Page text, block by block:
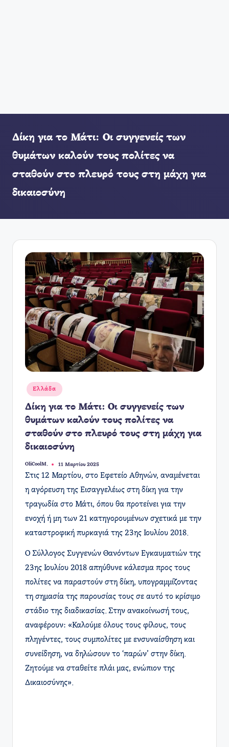
Δίκη για το Μάτι: Οι συγγενείς των
θυμάτων καλούν τους πολίτες να
σταθούν στο πλευρό τους στη μάχη για
δικαιοσύνη
Αναρτήθηκε
σε
Ελλάδα
Δίκη για το Μάτι: Οι συγγενείς των
θυμάτων καλούν τους πολίτες να
σταθούν στο πλευρό τους στη μάχη για
δικαιοσύνη
Συγγραφέας:
OliCoolM. 11 Μαρτίου 2025
​Στις 12 Μαρτίου, στο Εφετείο Αθηνών, αναμένεται
η αγόρευση της Εισαγγελέως στη δίκη για την
τραγωδία στο Μάτι, όπου θα προτείνει για την
ενοχή ή μη των 21 κατηγορουμένων σχετικά με την
καταστροφική πυρκαγιά της 23ης Ιουλίου 2018. ​
Ο Σύλλογος Συγγενών Θανόντων Εγκαυματιών της
23ης Ιουλίου 2018 απηύθυνε κάλεσμα προς τους
πολίτες να παραστούν στη δίκη, υπογραμμίζοντας
τη σημασία της παρουσίας τους σε αυτό το κρίσιμο
στάδιο της διαδικασίας. Στην ανακοίνωσή τους,
αναφέρουν: «Καλούμε όλους τους φίλους, τους
πληγέντες, τους συμπολίτες με ενσυναίσθηση και
συνείδηση, να δηλώσουν το ‘παρών’ στην δίκη.
Ζητούμε να σταθείτε πλάι μας, ενώπιον της
Δικαιοσύνης». ​